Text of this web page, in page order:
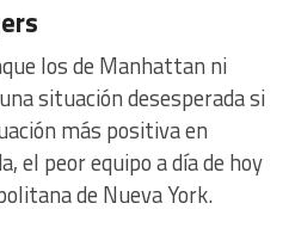
los de Manhattan ni
situación desesperada si
más positiva en
el peor equipo a día de hoy
de Nueva York.